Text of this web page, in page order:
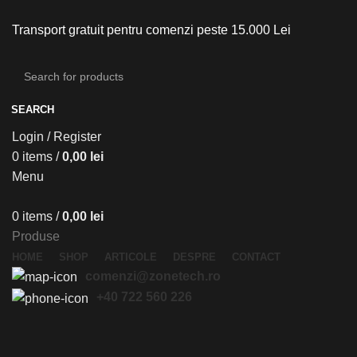
Transport gratuit pentru comenzi peste 15.000 Lei
SEARCH
Login / Register
0 items / 0,00 lei
Menu
0 items / 0,00 lei
Produse
HOME SHOP ARTICOLE DESPRE CONTACT
comenzi@zonetech.ro
+40 722 560 226